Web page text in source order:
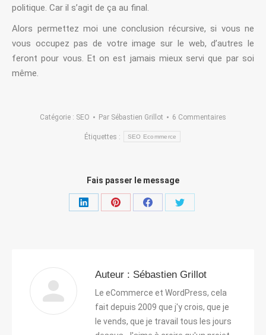
politique. Car il s’agit de ça au final.
Alors permettez moi une conclusion récursive, si vous ne
vous occupez pas de votre image sur le web, d’autres le
feront pour vous. Et on est jamais mieux servi que par soi
même.
Catégorie : SEO Par Sébastien Grillot 6 Commentaires
Étiquettes : SEO Ecommerce
Fais passer le message
PartagerPartagerPartagerPartager
Auteur : Sébastien Grillot
Le eCommerce et WordPress, cela
fait depuis 2009 que j'y crois, que je
le vends, que je travail tous les jours